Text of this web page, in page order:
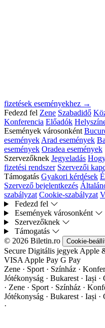
fizetések eseményekhez →
Fedezd fel Zene Szabadidő
Konferencia Előadók
Események városonként
események Arad események
események Oradea események
Szervezőknek Jegyeladás
fizetési rendszer Szervezői
Támogatás Gyakori kérdések
Szervező bejelentkezés
szabályzat Cookie-szabályzat
Fedezd fel
Események városonként
Szervezőknek
Támogatás
© 2026 Biletin.ro
Cookie-
Secure Digitális jegyek Apple
VISA Apple Pay G Pay
Zene · Sport · Színház ·
Jótékonyság · Bukarest · Iași
· Zene · Sport · Színház ·
Jótékonyság · Bukarest · Iași
·